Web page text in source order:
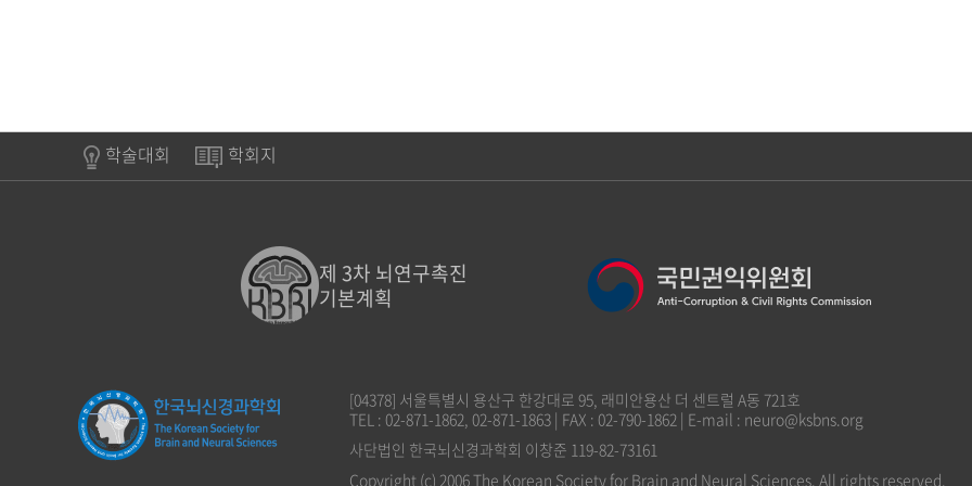
학술대회 학회지
제 3차 뇌연구촉진
기본계획
[04378] 서울특별시 용산구 한강대로 95, 래미안용산 더 센트럴 A동 721호
TEL : 02-871-1862, 02-871-1863 | FAX : 02-790-1862 | E-mail : neuro@ksbns.org
사단법인 한국뇌신경과학회 이창준 119-82-73161
Copyright (c) 2006 The Korean Society for Brain and Neural Sciences. All rights reserved.